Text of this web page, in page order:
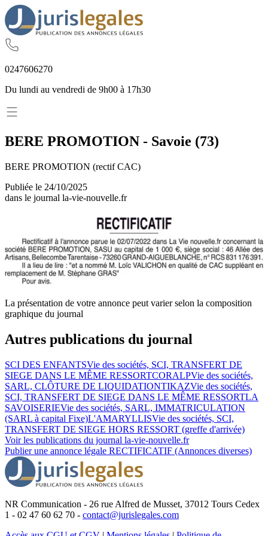
0247606270
Du lundi au vendredi de 9h00 à 17h30
BERE PROMOTION - Savoie (73)
BERE PROMOTION (rectif CAC)
Publiée le 24/10/2025
dans le journal la-vie-nouvelle.fr
La présentation de votre annonce peut varier selon la composition
graphique du journal
Autres publications du journal
SCI DES ENFANTSVie des sociétés, SCI, TRANSFERT DE
SIEGE DANS LE MÊME RESSORTCORALPVie des sociétés,
SARL, CLÔTURE DE LIQUIDATIONTIKAZVie des sociétés,
SCI, TRANSFERT DE SIEGE DANS LE MÊME RESSORTLA
SAVOISERIEVie des sociétés, SARL, IMMATRICULATION
(SARL à capital Fixe)L'AMARYLLISVie des sociétés, SCI,
TRANSFERT DE SIEGE HORS RESSORT (greffe d'arrivée)
Voir les publications du journal la-vie-nouvelle.fr
Publier une annonce légale RECTIFICATIF (Annonces diverses)
NR Communication - 26 rue Alfred de Musset, 37012 Tours Cedex
1 - 02 47 60 62 70 - contact@jurislegales.com